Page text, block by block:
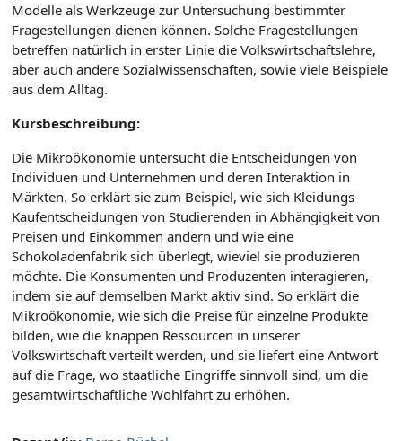
Modelle als Werkzeuge zur Untersuchung bestimmter
Fragestellungen dienen können. Solche Fragestellungen
betreffen natürlich in erster Linie die Volkswirtschaftslehre,
aber auch andere Sozialwissenschaften, sowie viele Beispiele
aus dem Alltag.
Kursbeschreibung:
Die Mikroökonomie untersucht die Entscheidungen von
Individuen und Unternehmen und deren Interaktion in
Märkten. So erklärt sie zum Beispiel, wie sich Kleidungs-
Kaufentscheidungen von Studierenden in Abhängigkeit von
Preisen und Einkommen andern und wie eine
Schokoladenfabrik sich überlegt, wieviel sie produzieren
möchte. Die Konsumenten und Produzenten interagieren,
indem sie auf demselben Markt aktiv sind. So erklärt die
Mikroökonomie, wie sich die Preise für einzelne Produkte
bilden, wie die knappen Ressourcen in unserer
Volkswirtschaft verteilt werden, und sie liefert eine Antwort
auf die Frage, wo staatliche Eingriffe sinnvoll sind, um die
gesamtwirtschaftliche Wohlfahrt zu erhöhen.